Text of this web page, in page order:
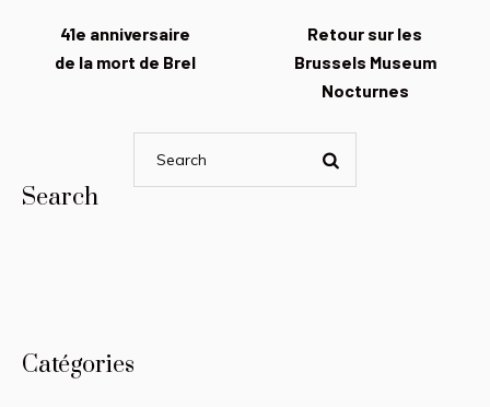
41e anniversaire
de la mort de Brel
Retour sur les
Brussels Museum
Nocturnes
Search
Catégories